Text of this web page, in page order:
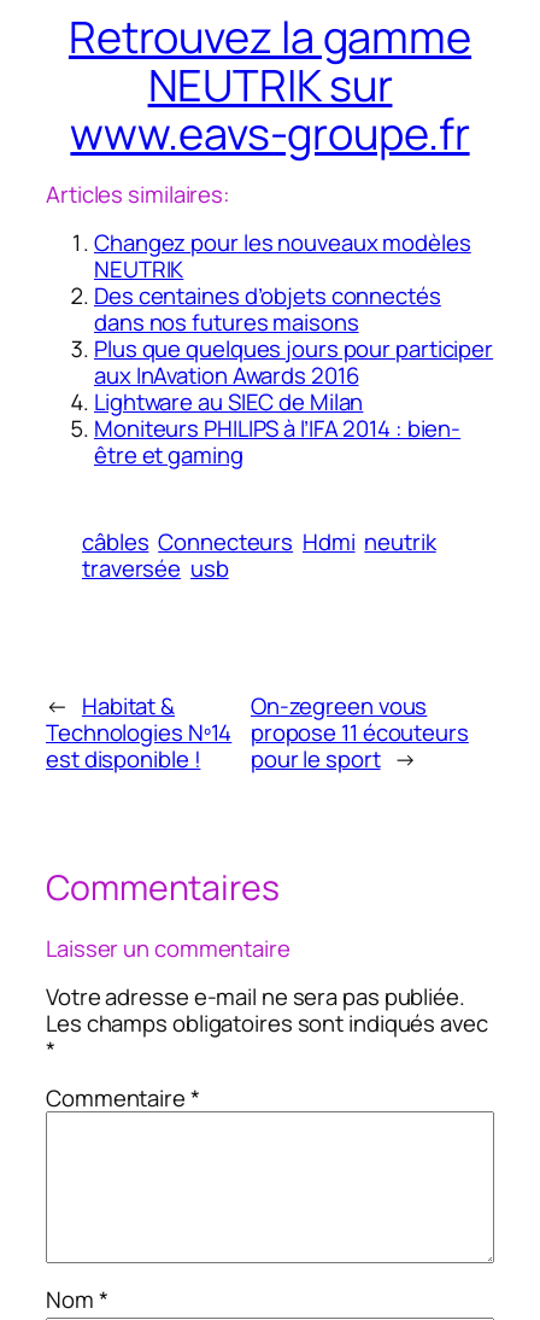
Retrouvez la gamme
NEUTRIK sur
www.eavs-groupe.fr
Articles similaires:
Changez pour les nouveaux modèles
NEUTRIK
Des centaines d’objets connectés
dans nos futures maisons
Plus que quelques jours pour participer
aux InAvation Awards 2016
Lightware au SIEC de Milan
Moniteurs PHILIPS à l’IFA 2014 : bien-
être et gaming
câbles Connecteurs Hdmi neutrik
traversée usb
← Habitat &
Technologies Nº14
est disponible !
On-zegreen vous
propose 11 écouteurs
pour le sport →
Commentaires
Laisser un commentaire
Votre adresse e-mail ne sera pas publiée.
Les champs obligatoires sont indiqués avec
*
Commentaire*
Nom*